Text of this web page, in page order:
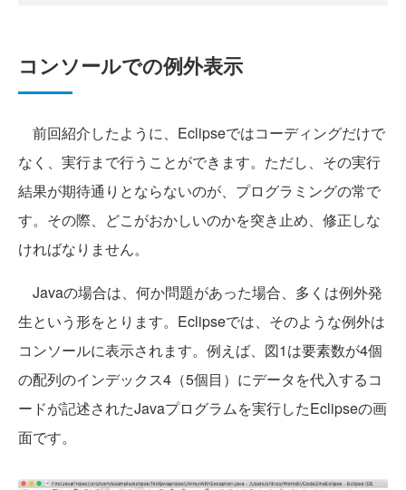
コンソールでの例外表示
前回紹介したように、Eclipseではコーディングだけで
なく、実行まで行うことができます。ただし、その実行
結果が期待通りとならないのが、プログラミングの常で
す。その際、どこがおかしいのかを突き止め、修正しな
ければなりません。
Javaの場合は、何か問題があった場合、多くは例外発
生という形をとります。Eclipseでは、そのような例外は
コンソールに表示されます。例えば、図1は要素数が4個
の配列のインデックス4（5個目）にデータを代入するコ
ードが記述されたJavaプログラムを実行したEclipseの画
面です。